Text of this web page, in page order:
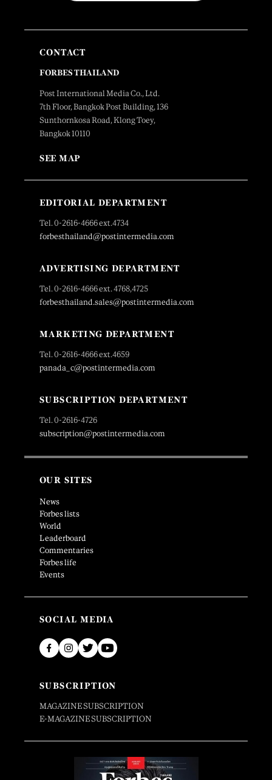
CONTACT
FORBES THAILAND
Post International Media Co., Ltd.
7th Floor, Bangkok Post Building, 136
Sunthornkosa Road, Klong Toey,
Bangkok 10110
SEE MAP
EDITORIAL DEPARTMENT
Tel. 0-2616-4666 ext.4734
forbesthailand@postintermedia.com
ADVERTISING DEPARTMENT
Tel. 0-2616-4666 ext. 4768,4725
forbesthailand.sales@postintermedia.com
MARKETING DEPARTMENT
Tel. 0-2616-4666 ext.4659
panada_c@postintermedia.com
SUBSCRIPTION DEPARTMENT
Tel. 0-2616-4726
subscription@postintermedia.com
OUR SITES
News
Forbes lists
World
Leaderboard
Commentaries
Forbes life
Events
SOCIAL MEDIA
SUBSCRIPTION
MAGAZINE SUBSCRIPTION
E-MAGAZINE SUBSCRIPTION